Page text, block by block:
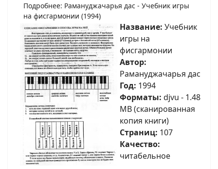
Подробнее: Рамануджачарья дас - Учебник игры
на фисгармонии (1994)
Название: Учебник
игры на
фисгармонии
Автор:
Рамануджачарья дас
Год: 1994
Форматы: djvu - 1.48
MB (сканированная
копия книги)
Страниц: 107
Качество:
читабельное